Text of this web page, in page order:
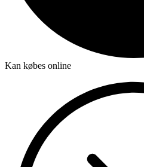
Kan købes online